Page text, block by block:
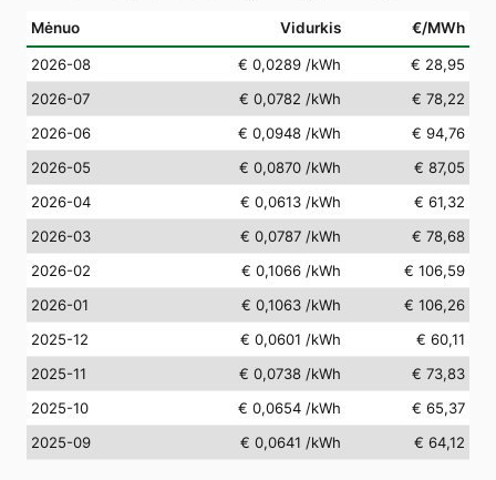
Mėnuo Vidurkis €/MWh
2026-08 € 0,0289 /kWh
€ 28,95
2026-07
€ 0,0782 /kWh
€ 78,22
2026-06
€ 0,0948 /kWh
€ 94,76
2026-05
€ 0,0870 /kWh
€ 87,05
2026-04
€ 0,0613 /kWh
€ 61,32
2026-03
€ 0,0787 /kWh
€ 78,68
2026-02
€ 0,1066 /kWh
€ 106,59
2026-01
€ 0,1063 /kWh
€ 106,26
2025-12
€ 0,0601 /kWh
€ 60,11
2025-11
€ 0,0738 /kWh
€ 73,83
2025-10
€ 0,0654 /kWh
€ 65,37
2025-09
€ 0,0641 /kWh € 64,12